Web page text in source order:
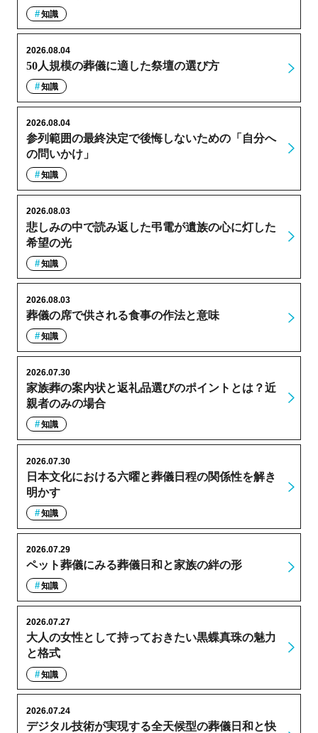
知識
50人規模の葬儀に適した祭壇の選び方
2026.08.04
知識
参列範囲の最終決定で後悔しないための「自分へ
の問いかけ」
2026.08.04
知識
悲しみの中で読み返した弔電が遺族の心に灯した
希望の光
2026.08.03
知識
葬儀の席で供される食事の作法と意味
2026.08.03
知識
家族葬の案内状と返礼品選びのポイントとは？近
親者のみの場合
2026.07.30
知識
日本文化における六曜と葬儀日程の関係性を解き
明かす
2026.07.30
知識
ペット葬儀にみる葬儀日和と家族の絆の形
2026.07.29
知識
大人の女性として持っておきたい黒蝶真珠の魅力
と格式
2026.07.27
知識
デジタル技術が実現する全天候型の葬儀日和と快
2026.07.24